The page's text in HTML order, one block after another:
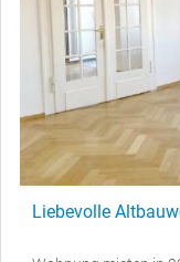
Liebevolle